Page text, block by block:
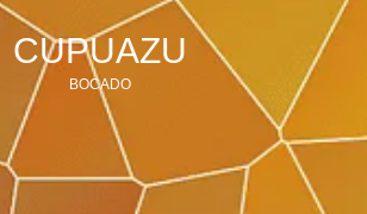
CUPUAZU
BOCADO